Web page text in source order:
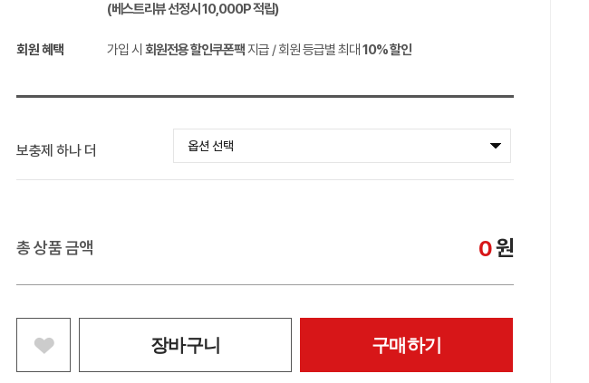
(베스트리뷰 선정시 10,000P적립)
회원 혜택 가입 시 회원전용 할인쿠폰팩지급 / 회원 등급별 최대 10%할인
보충제 하나 더
총 상품 금액 0원
장바구니 구매하기